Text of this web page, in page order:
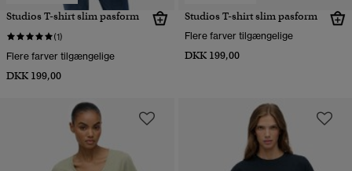
Studios T-shirt slim pasform
(1)
Flere farver tilgængelige
DKK 199,00
Studios T-shirt slim pasform
Flere farver tilgængelige
DKK 199,00